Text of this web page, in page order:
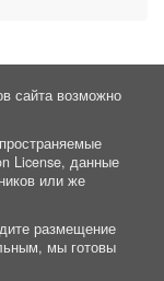
сайта возможно
License, данные
или же
размещение
мы готовы